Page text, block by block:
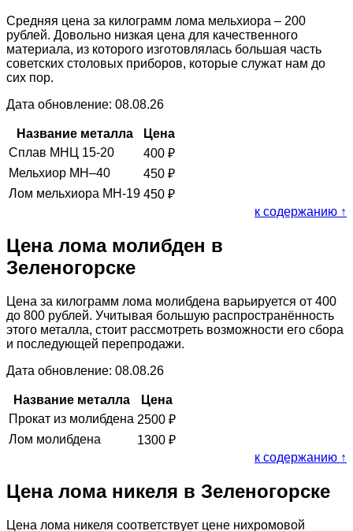
Средняя цена за килограмм лома мельхиора – 200
рублей. Довольно низкая цена для качественного
материала, из которого изготовлялась большая часть
советских столовых приборов, которые служат нам до
сих пор.
Дата обновление: 08.08.26
Название металла
Цена
Сплав МНЦ 15-20
400 ₽
Мельхиор МН–40
450 ₽
Лом мельхиора МН-19 450 ₽
к содержанию ↑
Цена лома молибден в
Зеленогорске
Цена за килограмм лома молибдена варьируется от 400
до 800 рублей. Учитывая большую распространённость
этого металла, стоит рассмотреть возможности его сбора
и последующей перепродажи.
Дата обновление: 08.08.26
Название металла
Цена
Прокат из молибдена 2500 ₽
Лом молибдена
1300 ₽
к содержанию ↑
Цена лома никеля в Зеленогорске
Цена лома никеля соответствует цене нихромовой